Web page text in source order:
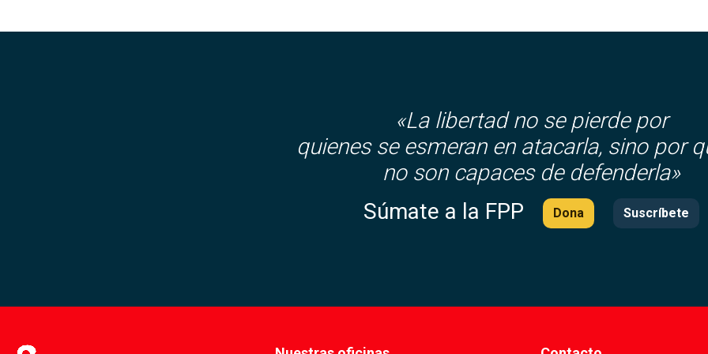
«La libertad no se pierde por
quienes se esmeran en atacarla, sino por
no son capaces de defenderla»
Súmate a la FPP
Dona Suscríbete